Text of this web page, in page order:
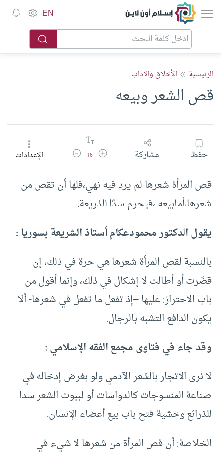
إسلام أون لاين EN
الرئيسية الأخلاق والآداب
قص الشعر وبيعه
حفظ مشاركة زيادة حجم الخط
16 تقليل حجم الخطالإعدادات
قص المرأة شعرها لم يرد فيه نهي،فلها أن تقص من
شعرها،أمابيعه ،فيحرم سدًا للذريعة.
يقول الدكتور محمودعكام أستاذ الشريعة بسوريا :
بالنسبة لقص المرأة شعرها هي حرة في ذلك، إن
قصَّرت أو أطالت لا إشكال في ذلك، وإنما أقول من
باب الاحتراز: عليها –إذ تفعل ما تفعل في شعرها- ألا
يكون الدافع التشبه بالرجال.
وقد جاء في فتاوى مجمع الفقه الإسلامي :
لا نرى الاتجار بالشعر الآدمي ولو بغرض إدخاله في
صناعة المنسوجات كالدواسات أو لبيوت الشعر سدا
للذرائع وخشية فتح باب بيع أعضاء الإنسان.
الخلاصة: أن قص المرأة من شعرها لا شيء في